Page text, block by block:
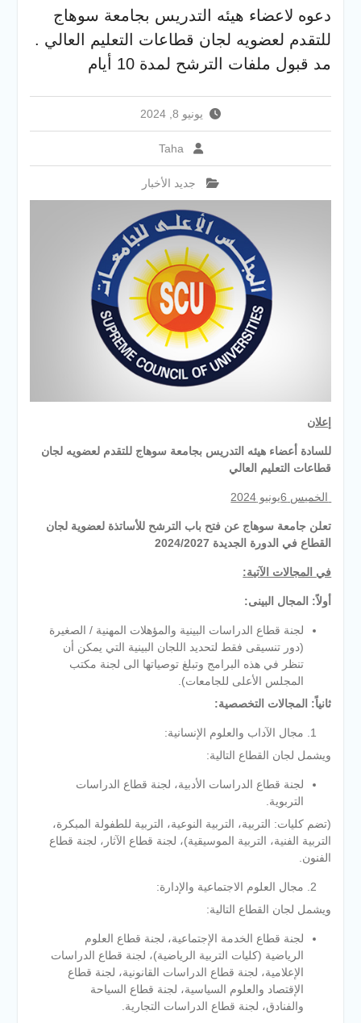
والخدمية بجامعة سوهاج
الجديدة
جامعة سوهاج تفتح أبوابها
لطلاب الثانوية العامة فى أولى
أيام المرحلة الأولى للتنسيق
الإلكتروني للقبول بالجامعات
دعوه لاعضاء هيئه التدريس بجامعة سوهاج
للتقدم لعضويه لجان قطاعات التعليم العالي .
مد قبول ملفات الترشح لمدة 10 أيام
يونيو 8, 2024
Taha
جديد الأخبار
إعلان
للسادة أعضاء هيئه التدريس بجامعة سوهاج للتقدم لعضويه لجان
قطاعات التعليم العالي
الخميس 6يونيو 2024
تعلن جامعة سوهاج عن فتح باب الترشح للأساتذة لعضوية لجان
القطاع في الدورة الجديدة 2024/2027
في المجالات الآتية:
أولاً: المجال البينى:
لجنة قطاع الدراسات البينية والمؤهلات المهنية / الصغيرة
(دور تنسيقى فقط لتحديد اللجان البينية التي يمكن أن
تنظر في هذه البرامج وتبلغ توصياتها الى لجنة مكتب
المجلس الأعلى للجامعات).
ثانياً: المجالات التخصصية:
مجال الآداب والعلوم الإنسانية:
ويشمل لجان القطاع التالية:
لجنة قطاع الدراسات الأدبية، لجنة قطاع الدراسات
التربوية.
(تضم كليات: التربية، التربية النوعية، التربية للطفولة المبكرة،
التربية الفنية، التربية الموسيقية)، لجنة قطاع الآثار، لجنة قطاع
الفنون.
مجال العلوم الاجتماعية والإدارة:
ويشمل لجان القطاع التالية:
لجنة قطاع الخدمة الإجتماعية، لجنة قطاع العلوم
الرياضية (كليات التربية الرياضية)، لجنة قطاع الدراسات
الإعلامية، لجنة قطاع الدراسات القانونية، لجنة قطاع
الإقتصاد والعلوم السياسية، لجنة قطاع السياحة
والفنادق، لجنة قطاع الدراسات التجارية.